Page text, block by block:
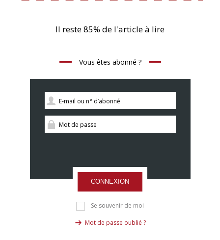
Il reste 85% de l'article à lire
Vous êtes abonné ?
CONNEXION
Se souvenir de moi
Mot de passe oublié ?